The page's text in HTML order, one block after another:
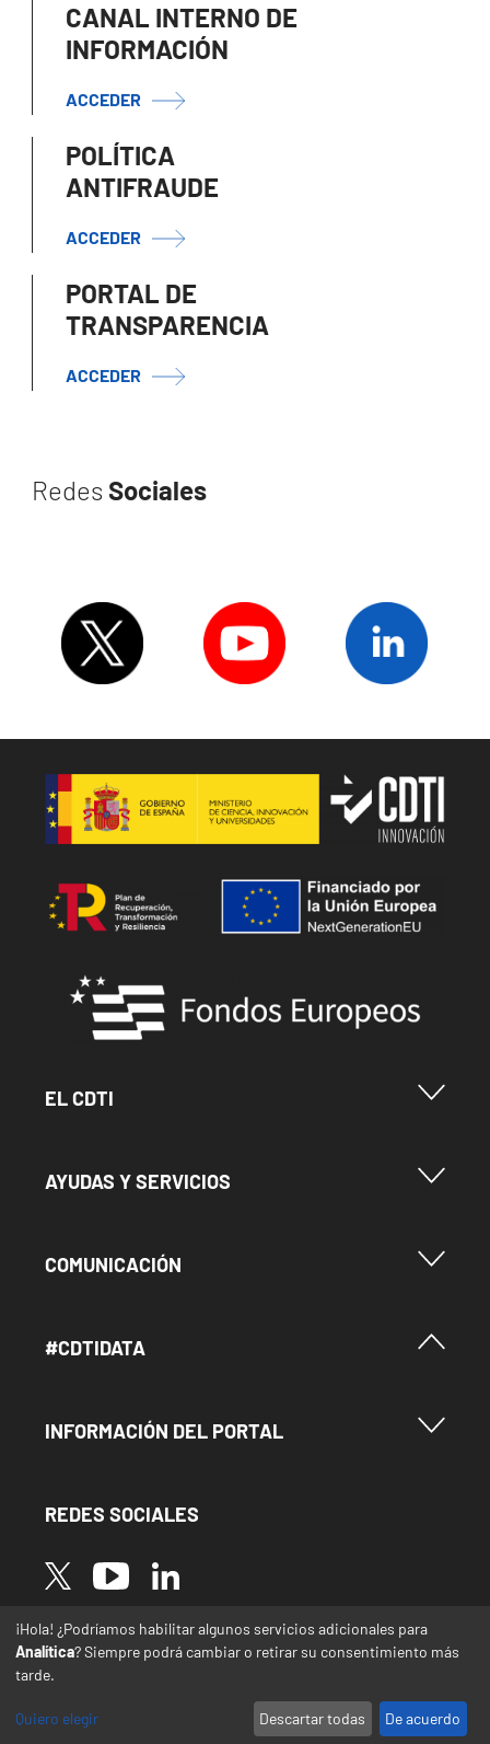
CANAL INTERNO DE
INFORMACIÓN
ACCEDER
POLÍTICA
ANTIFRAUDE
ACCEDER
PORTAL DE
TRANSPARENCIA
ACCEDER
Redes Sociales
Image
Image
Menu Footer Cdti
EL CDTI
Menu Footer Ayudas y Servicios
AYUDAS Y SERVICIOS
Menu Footer Comunicación
COMUNICACIÓN
Menú Footer #Cdtidata
#CDTIDATA
Menu Footer Información del Portal
INFORMACIÓN DEL PORTAL
REDES SOCIALES
Image Image Image
* Las traducciones de este sitio web desde el
español a otras lenguas se realizan de forma
automática y pueden contener errores o
¡Hola! ¿Podríamos habilitar algunos servicios adicionales para
Analítica? Siempre podrá cambiar o retirar su consentimiento más
tarde.
Quiero elegir Descartar todas De acuerdo